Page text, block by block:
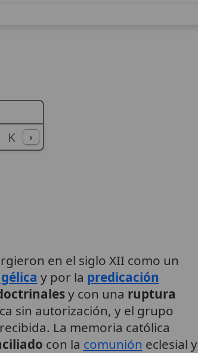
K L
›
en el siglo XII como un
y por la predicación
y con una ruptura
sin autorización, y el grupo
La memoria católica
con la comunión eclesial y